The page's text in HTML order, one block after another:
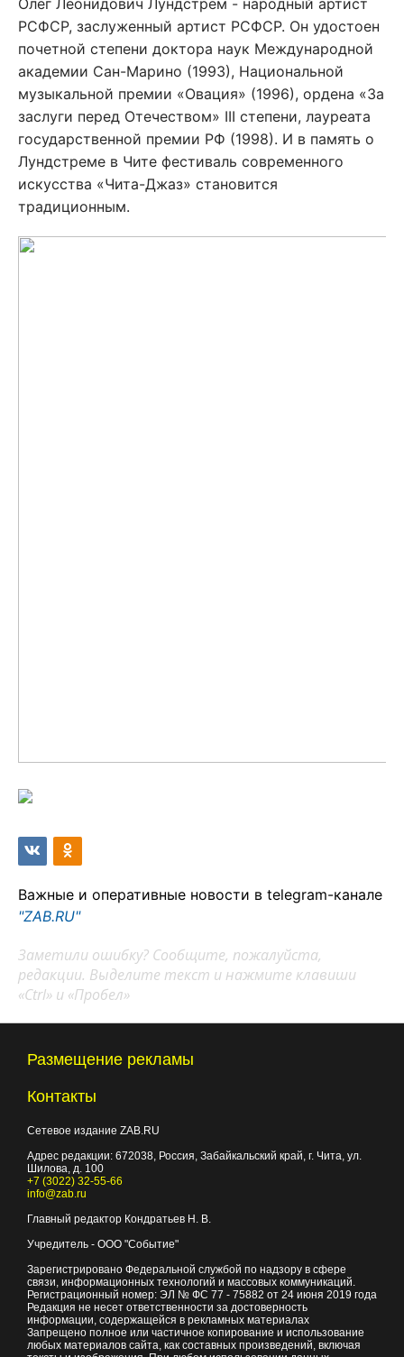
Олег Леонидович Лундстрем - народный артист
РСФСР, заслуженный артист РСФСР. Он удостоен
почетной степени доктора наук Международной
академии Сан-Марино (1993), Национальной
музыкальной премии «Овация» (1996), ордена «За
заслуги перед Отечеством» III степени, лауреата
государственной премии РФ (1998). И в память о
Лундстреме в Чите фестиваль современного
искусства «Чита-Джаз» становится
традиционным.
Важные и оперативные новости в telegram-канале
"ZAB.RU"
Заметили ошибку? Сообщите, пожалуйста,
редакции. Выделите текст и нажмите клавиши
«Ctrl» и «Пробел»
Размещение рекламы
Контакты
Сетевое издание ZAB.RU
Адрес редакции: 672038, Россия, Забайкальский край, г. Чита, ул.
Шилова, д. 100
+7 (3022) 32-55-66
info@zab.ru
Главный редактор Кондратьев Н. В.
Учредитель - ООО "Событие"
Зарегистрировано Федеральной службой по надзору в сфере
связи, информационных технологий и массовых коммуникаций.
Регистрационный номер: ЭЛ № ФС 77 - 75882 от 24 июня 2019 года
Редакция не несет ответственности за достоверность
информации, содержащейся в рекламных материалах
Запрещено полное или частичное копирование и использование
любых материалов сайта, как составных произведений, включая